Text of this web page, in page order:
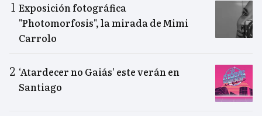
Exposición fotográfica
"Photomorfosis", la mirada de Mimi
Carrolo
‘Atardecer no Gaiás’ este verán en
Santiago